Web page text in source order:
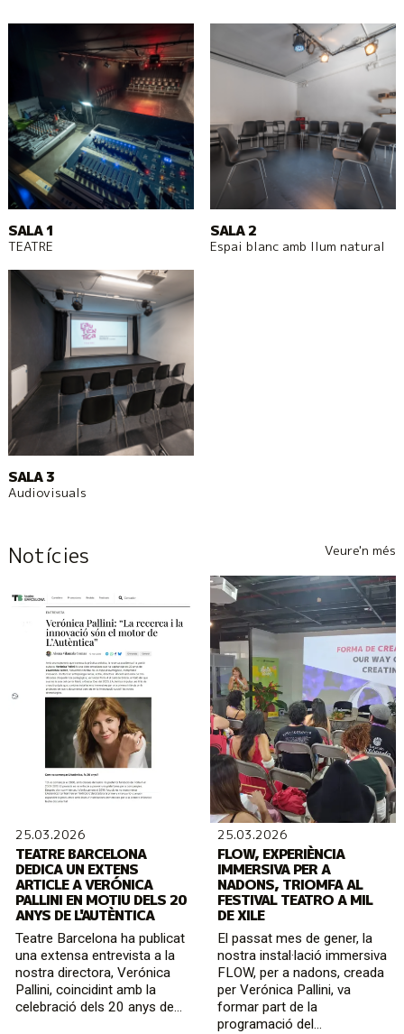
SALA 1
TEATRE
SALA 2
Espai blanc amb llum natural
SALA 3
Audiovisuals
Notícies Veure'n més
25.03.2026
TEATRE BARCELONA
DEDICA UN EXTENS
ARTICLE A VERÓNICA
PALLINI EN MOTIU DELS 20
ANYS DE L'AUTÈNTICA
Teatre Barcelona ha publicat
una extensa entrevista a la
nostra directora, Verónica
Pallini, coincidint amb la
celebració dels 20 anys de...
25.03.2026
FLOW, EXPERIÈNCIA
IMMERSIVA PER A
NADONS, TRIOMFA AL
FESTIVAL TEATRO A MIL
DE XILE
El passat mes de gener, la
nostra instal·lació immersiva
FLOW, per a nadons, creada
per Verónica Pallini, va
formar part de la
programació del...